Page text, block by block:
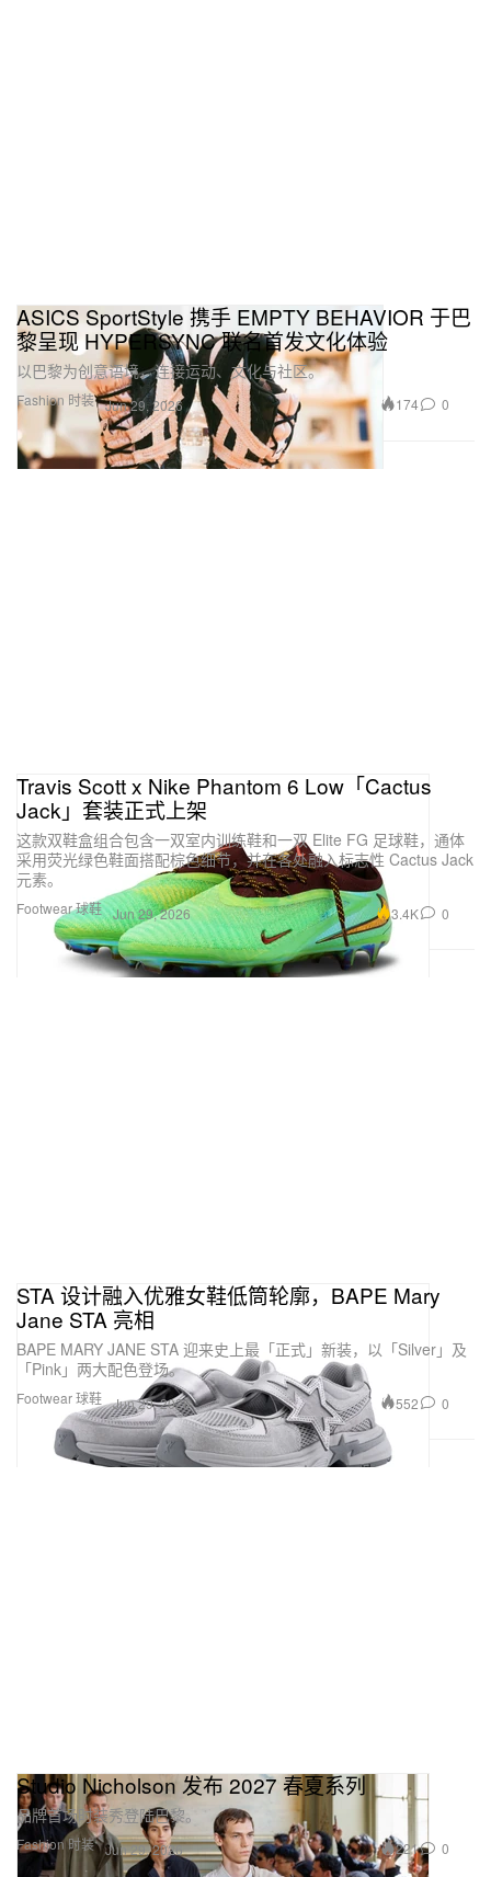
Fashion 时装
ASICS SportStyle 携手 EMPTY BEHAVIOR 于巴
黎呈现 HYPERSYNC 联名首发文化体验
以巴黎为创意语境，连接运动、文化与社区。
Jun 29, 2026 174 0
Footwear 球鞋
Travis Scott x Nike Phantom 6 Low「Cactus
Jack」套装正式上架
这款双鞋盒组合包含一双室内训练鞋和一双 Elite FG 足球鞋，通体
采用荧光绿色鞋面搭配棕色细节，并在各处融入标志性 Cactus Jack
元素。
Jun 29, 2026 3.4K 0
Footwear 球鞋
STA 设计融入优雅女鞋低筒轮廓，BAPE Mary
Jane STA 亮相
BAPE MARY JANE STA 迎来史上最「正式」新装，以「Silver」及
「Pink」两大配色登场。
Jun 29, 2026 552 0
Fashion 时装
Studio Nicholson 发布 2027 春夏系列
品牌首场时装秀登陆巴黎。
Jun 29, 2026 221 0